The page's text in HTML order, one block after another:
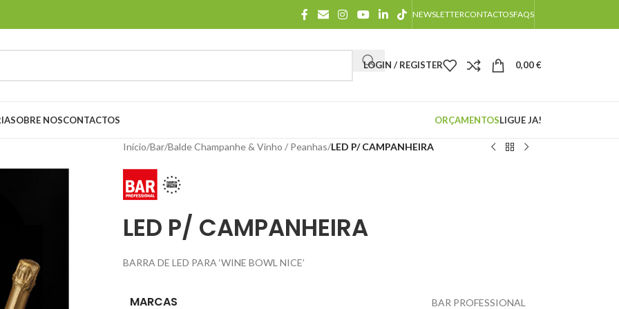
NEWSLETTERCONTACTOSFAQS
LOGIN / REGISTER 0,00€
SOBRE NOSCONTACTOS ORÇAMENTOSLIGUE JA!
Início/Bar/Balde Champanhe & Vinho / Peanhas/LED P/ CAMPANHEIRA
LED P/ CAMPANHEIRA
BARRA DE LED PARA ‘WINE BOWL NICE’
MARCAS BAR PROFESSIONAL